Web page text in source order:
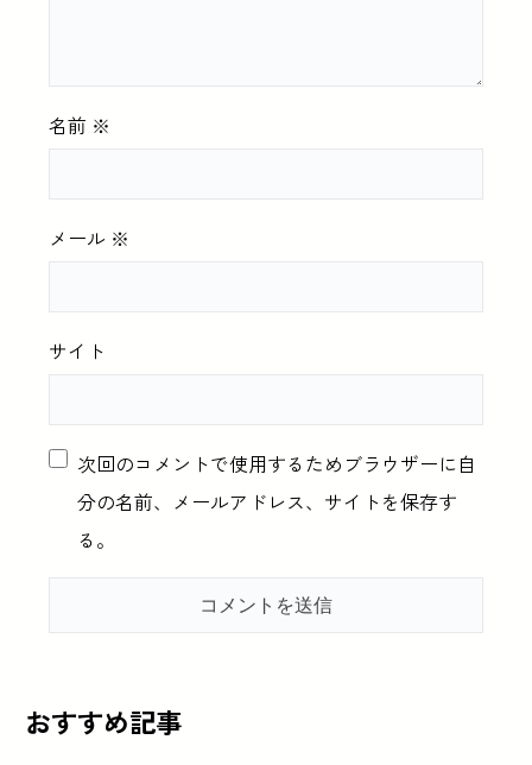
名前 ※
メール ※
サイト
次回のコメントで使用するためブラウザーに自
分の名前、メールアドレス、サイトを保存す
る。
おすすめ記事